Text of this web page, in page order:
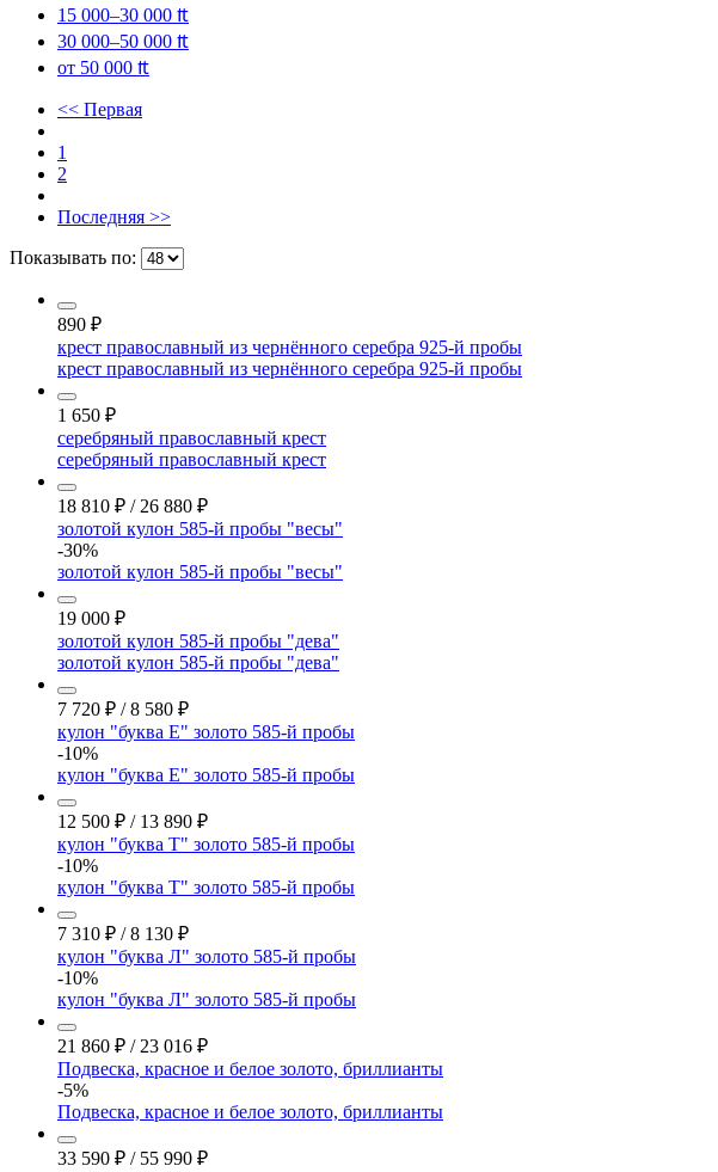
15 000–30 000 ₶
30 000–50 000 ₶
от 50 000 ₶
<< Первая
1
2
Последняя >>
Показывать по:
890 ₽
крест православный из чернённого серебра 925-й пробы
крест православный из чернённого серебра 925-й пробы
1 650 ₽
серебряный православный крест
серебряный православный крест
18 810 ₽ / 26 880 ₽
золотой кулон 585-й пробы "весы"
-30%
золотой кулон 585-й пробы "весы"
19 000 ₽
золотой кулон 585-й пробы "дева"
золотой кулон 585-й пробы "дева"
7 720 ₽ / 8 580 ₽
кулон "буква Е" золото 585-й пробы
-10%
кулон "буква Е" золото 585-й пробы
12 500 ₽ / 13 890 ₽
кулон "буква Т" золото 585-й пробы
-10%
кулон "буква Т" золото 585-й пробы
7 310 ₽ / 8 130 ₽
кулон "буква Л" золото 585-й пробы
-10%
кулон "буква Л" золото 585-й пробы
21 860 ₽ / 23 016 ₽
Подвеска, красное и белое золото, бриллианты
-5%
Подвеска, красное и белое золото, бриллианты
33 590 ₽ / 55 990 ₽